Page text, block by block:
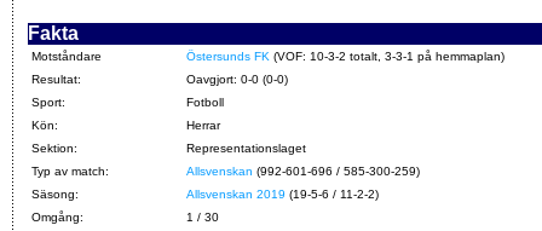
Fakta
Motståndare Östersunds FK (VOF: 10-3-2 totalt, 3-3-1 på hemmaplan)
Resultat:
Oavgjort: 0-0 (0-0)
Sport:
Fotboll
Kön:
Herrar
Sektion:
Representationslaget
Typ av match:
Allsvenskan (992-601-696 / 585-300-259)
Säsong:
Allsvenskan 2019 (19-5-6 / 11-2-2)
Omgång:
1 / 30